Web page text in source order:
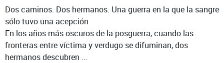
Dos caminos. Dos hermanos. Una guerra en la que la sangre
sólo tuvo una acepción
En los años más oscuros de la posguerra, cuando las
fronteras entre víctima y verdugo se difuminan, dos
hermanos descubren ...